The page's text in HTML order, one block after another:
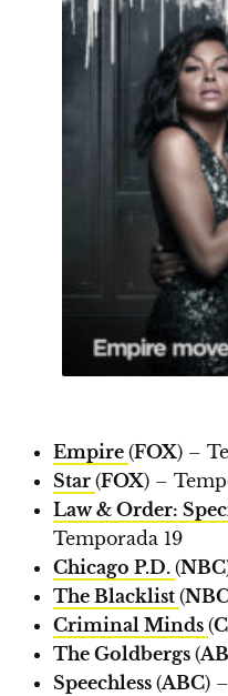
Empire (FOX) –
Star (FOX) –
Law & Order:
Temporada 19
Chicago P.D. (NBC
The Blacklist (
Criminal Minds (
The Goldbergs (
Speechless (ABC)